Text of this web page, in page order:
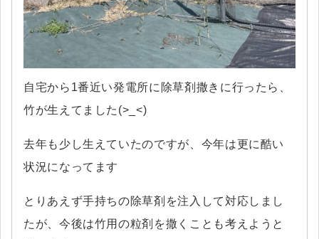
自宅から1番近い発電所に除草剤撒きに行ったら、
竹が生えてました(>_<)
去年も少し生えていたのですが、今年は更に酷い
状況になってます
とりあえず手持ちの除草剤を注入して対応しまし
たが、今後は竹用の粒剤を撒くことも考えようと